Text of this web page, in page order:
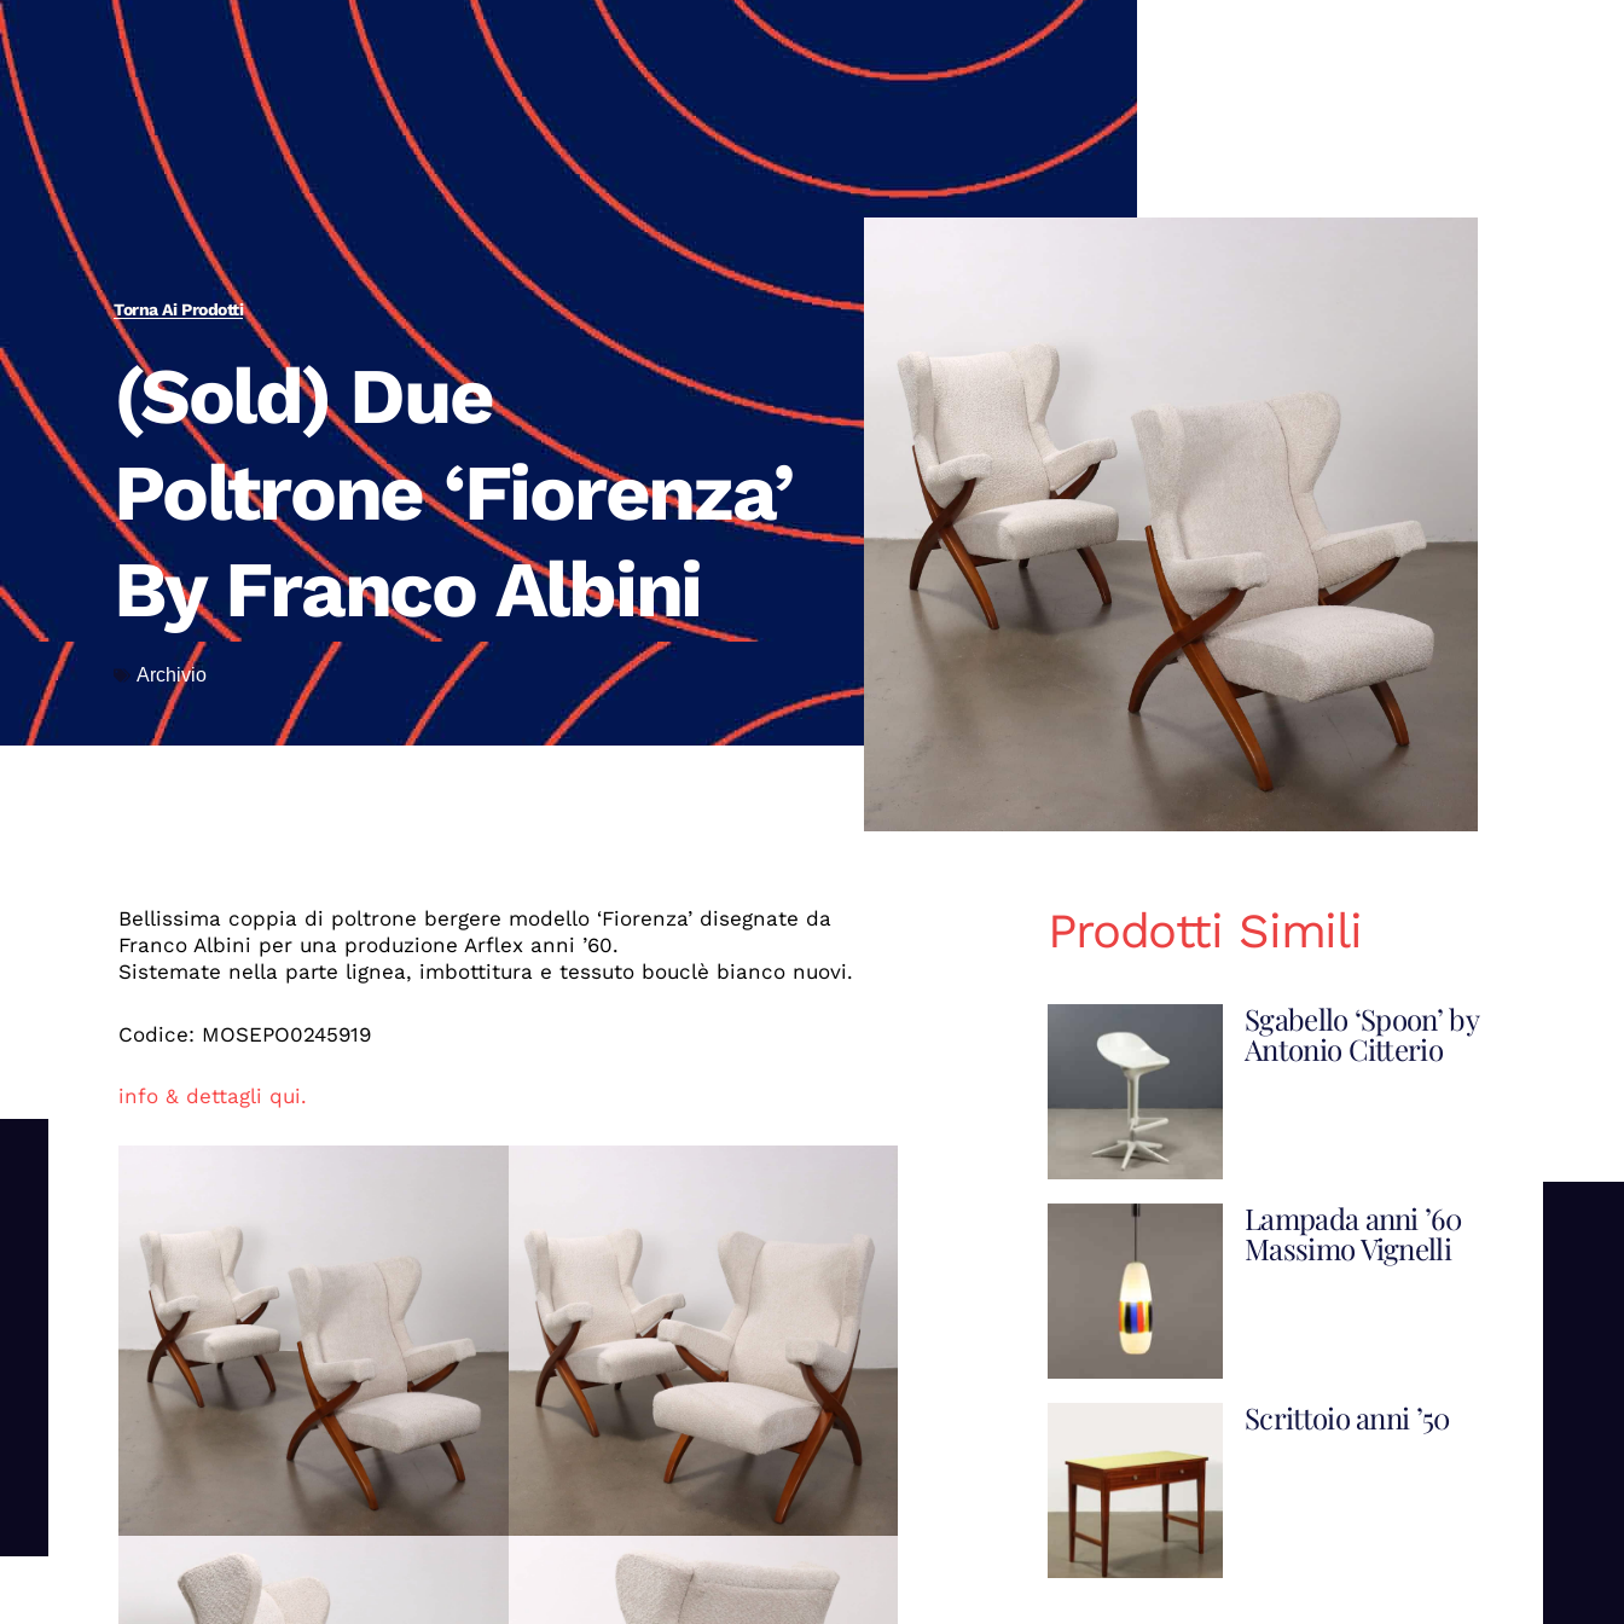
Torna Ai Prodotti
(Sold) Due
Poltrone ‘Fiorenza’
By Franco Albini
Archivio
Bellissima coppia di poltrone bergere modello ‘Fiorenza’ disegnate da
Franco Albini per una produzione Arflex anni ’60.
Sistemate nella parte lignea, imbottitura e tessuto bouclè bianco nuovi.
Codice: MOSEPO0245919
info & dettagli qui.
Prodotti Simili
Sgabello ‘Spoon’ by
Antonio Citterio
Lampada anni ’60
Massimo Vignelli
Scrittoio anni ’50